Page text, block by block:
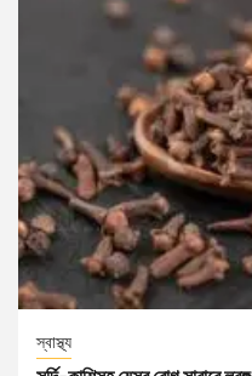
স্বাস্থ্য